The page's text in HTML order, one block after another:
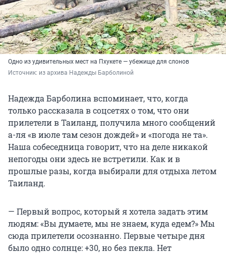
Одно из удивительных мест на Пхукете — убежище для слонов
Источник: из архива Надежды Барболиной
Надежда Барболина вспоминает, что, когда
только рассказала в соцсетях о том, что они
прилетели в Таиланд, получила много сообщений
а-ля «в июле там сезон дождей» и «погода не та».
Наша собеседница говорит, что на деле никакой
непогоды они здесь не встретили. Как и в
прошлые разы, когда выбирали для отдыха летом
Таиланд.
— Первый вопрос, который я хотела задать этим
людям: «Вы думаете, мы не знаем, куда едем?» Мы
сюда прилетели осознанно. Первые четыре дня
было одно солнце: +30, но без пекла. Нет